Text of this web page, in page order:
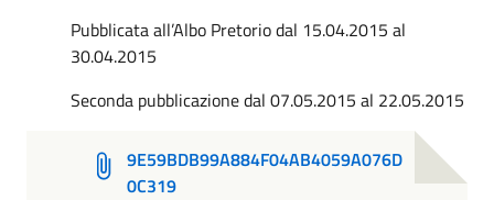
Pubblicata all’Albo Pretorio dal 15.04.2015 al
30.04.2015
Seconda pubblicazione dal 07.05.2015 al 22.05.2015
9E59BDB99A884F04AB4059A076D
0C319